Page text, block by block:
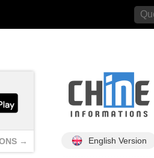
→ English Version